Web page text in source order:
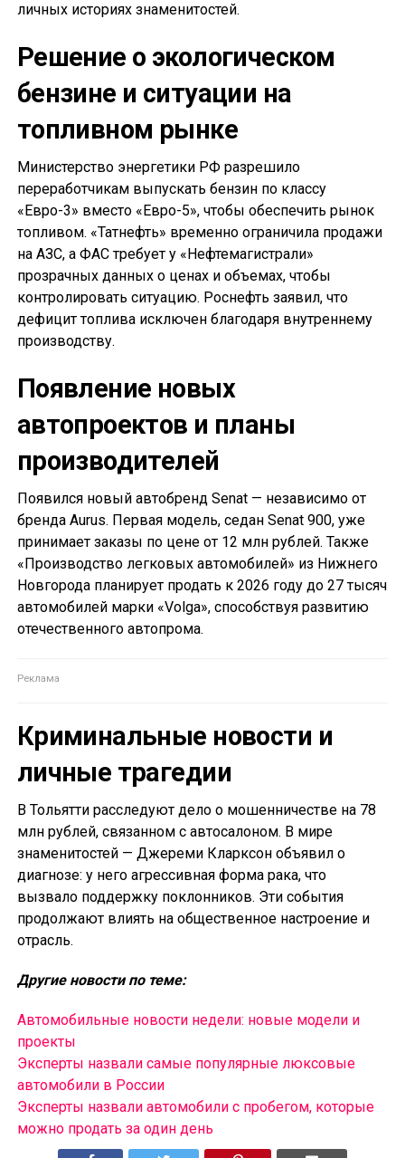
личных историях знаменитостей.
Решение о экологическом
бензине и ситуации на
топливном рынке
Министерство энергетики РФ разрешило
переработчикам выпускать бензин по классу
«Евро-3» вместо «Евро-5», чтобы обеспечить рынок
топливом. «Татнефть» временно ограничила продажи
на АЗС, а ФАС требует у «Нефтемагистрали»
прозрачных данных о ценах и объемах, чтобы
контролировать ситуацию. Роснефть заявил, что
дефицит топлива исключен благодаря внутреннему
производству.
Появление новых
автопроектов и планы
производителей
Появился новый автобренд Senat — независимо от
бренда Aurus. Первая модель, седан Senat 900, уже
принимает заказы по цене от 12 млн рублей. Также
«Производство легковых автомобилей» из Нижнего
Новгорода планирует продать к 2026 году до 27 тысяч
автомобилей марки «Volga», способствуя развитию
отечественного автопрома.
Криминальные новости и
личные трагедии
В Тольятти расследуют дело о мошенничестве на 78
млн рублей, связанном с автосалоном. В мире
знаменитостей — Джереми Кларксон объявил о
диагнозе: у него агрессивная форма рака, что
вызвало поддержку поклонников. Эти события
продолжают влиять на общественное настроение и
отрасль.
Другие новости по теме:
Автомобильные новости недели: новые модели и
проекты
Эксперты назвали самые популярные люксовые
автомобили в России
Эксперты назвали автомобили с пробегом, которые
можно продать за один день